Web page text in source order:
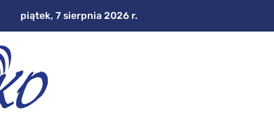
piątek, 7 sierpnia 2026 r.